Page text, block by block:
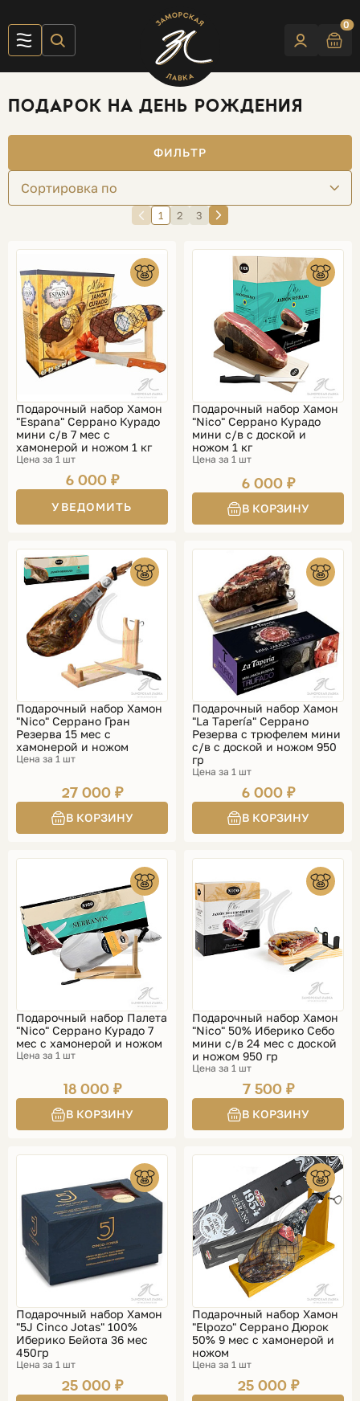
0
ПОДАРОК НА ДЕНЬ РОЖДЕНИЯ
ФИЛЬТР
Сортировка по
1 2 3
Подарочный набор Хамон
"Espana" Серрано Курадо
мини с/в 7 мес с
хамонерой и ножом 1 кг
Цена за 1 шт
6 000 ₽
УВЕДОМИТЬ
Подарочный набор Хамон
"Nico" Серрано Курадо
мини с/в с доской и
ножом 1 кг
Цена за 1 шт
6 000 ₽
Подарочный набор Хамон
"Nico" Серрано Гран
Резерва 15 мес с
хамонерой и ножом
Цена за 1 шт
27 000 ₽
Подарочный набор Хамон
"La Tapería" Серрано
Резерва с трюфелем мини
с/в с доской и ножом 950
гр
Цена за 1 шт
6 000 ₽
Подарочный набор Палета
"Nico" Серрано Курадо 7
мес с хамонерой и ножом
Цена за 1 шт
18 000 ₽
Подарочный набор Хамон
"Nico" 50% Иберико Себо
мини с/в 24 мес с доской
и ножом 950 гр
Цена за 1 шт
7 500 ₽
Подарочный набор Хамон
"5J Cinco Jotas" 100%
Иберико Бейота 36 мес
450гр
Цена за 1 шт
25 000 ₽
Подарочный набор Хамон
"Elpozo" Серрано Дюрок
50% 9 мес с хамонерой и
ножом
Цена за 1 шт
25 000 ₽